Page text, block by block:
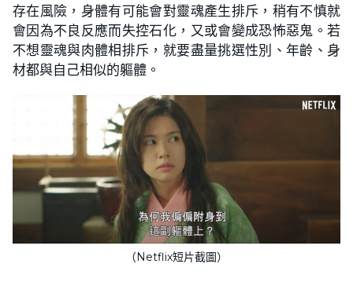
存在風險，身體有可能會對靈魂產生排斥，稍有不慎就
會因為不良反應而失控石化，又或會變成恐怖惡鬼。若
不想靈魂與肉體相排斥，就要盡量挑選性別、年齡、身
材都與自己相似的軀體。
（Netflix短片截圖）